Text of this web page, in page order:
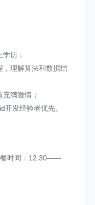
历；
，理解算法和数据结
满激情；
发经验者优先。
餐时间：12:30——